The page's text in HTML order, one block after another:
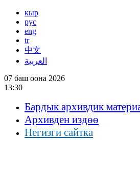
кыр
рус
eng
tr
中文
العربية
07 баш оона 2026
13:30
Бардык архивдик
Архивден издөө
Негизги сайтка